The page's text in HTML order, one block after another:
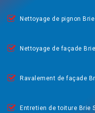
Nettoyage de pignon
Nettoyage de façade
Ravalement de façade
Entretien de toiture Brie